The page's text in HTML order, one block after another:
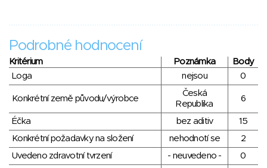
Podrobné hodnocení
Kritérium Poznámka
Body
Loga
nejsou 0
Konkrétní země původu/výrobce
Česká
Republika
6
Éčka bez aditiv
15
Konkrétní požadavky na složení
nehodnotí se
2
Uvedeno zdravotní tvrzení
- neuvedeno - 0